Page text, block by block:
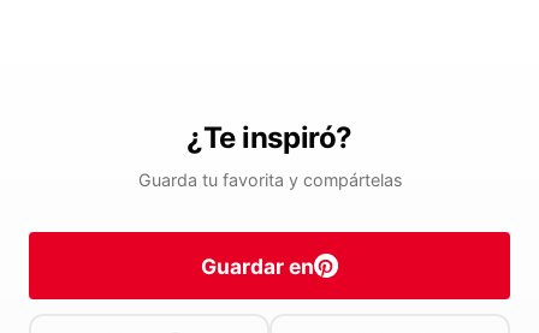
¿Te inspiró?
Guarda tu favorita y compártelas
Guardar en